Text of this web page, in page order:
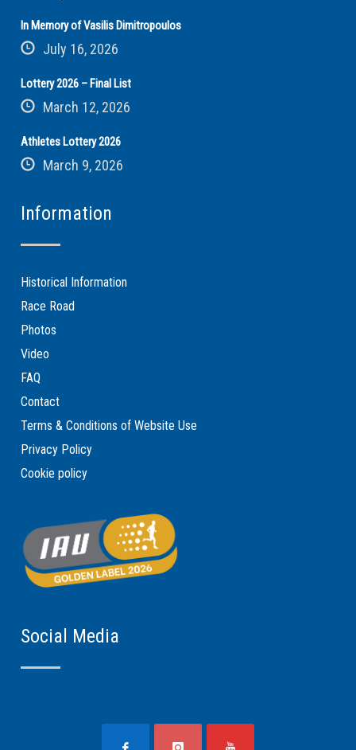
In Memory of Vasilis Dimitropoulos
July 16, 2026
Lottery 2026 – Final List
March 12, 2026
Athletes Lottery 2026
March 9, 2026
Information
Historical Information
Race Road
Photos
Video
FAQ
Contact
Terms & Conditions of Website Use
Privacy Policy
Cookie policy
Social Media